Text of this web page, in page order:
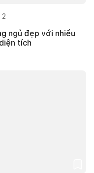
2
ngủ đẹp với nhiều
tích